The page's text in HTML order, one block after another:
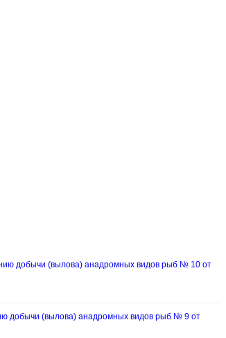
добычи (вылова) анадромных видов рыб № 10 от
добычи (вылова) анадромных видов рыб № 9 от